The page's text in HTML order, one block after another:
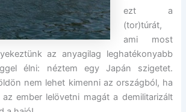
ezt a
(tor)túrát,
ami most
az anyagilag leghatékonyabb
élni: néztem egy Japán szigetet.
nem lehet kimenni az országból, ha
ember lelövetni magát a demilitarizált